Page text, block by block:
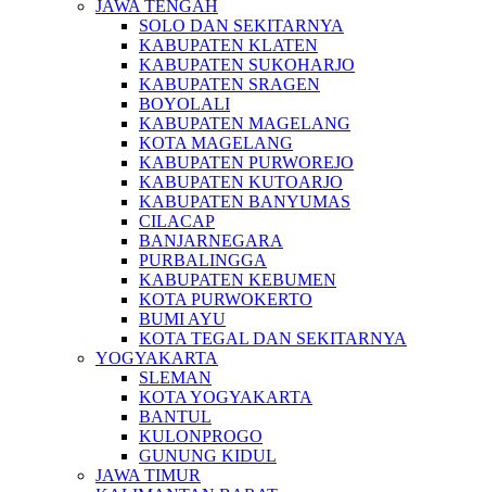
JAWA TENGAH
SOLO DAN SEKITARNYA
KABUPATEN KLATEN
KABUPATEN SUKOHARJO
KABUPATEN SRAGEN
BOYOLALI
KABUPATEN MAGELANG
KOTA MAGELANG
KABUPATEN PURWOREJO
KABUPATEN KUTOARJO
KABUPATEN BANYUMAS
CILACAP
BANJARNEGARA
PURBALINGGA
KABUPATEN KEBUMEN
KOTA PURWOKERTO
BUMI AYU
KOTA TEGAL DAN SEKITARNYA
YOGYAKARTA
SLEMAN
KOTA YOGYAKARTA
BANTUL
KULONPROGO
GUNUNG KIDUL
JAWA TIMUR